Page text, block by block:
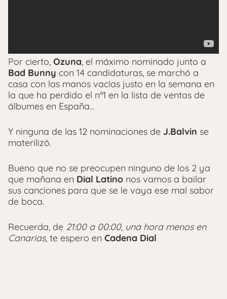
Por cierto, Ozuna, el máximo nominado junto a
Bad Bunny con 14 candidaturas, se marchó a
casa con las manos vacías justo en la semana en
la que ha perdido el nº1 en la lista de ventas de
álbumes en España…
Y ninguna de las 12 nominaciones de J.Balvin se
materilizó.
Bueno que no se preocupen ninguno de los 2 ya
que mañana en Dial Latino nos vamos a bailar
sus canciones para que se le vaya ese mal sabor
de boca.
Recuerda, de 21:00 a 00:00, una hora menos en
Canarias, te espero en Cadena Dial